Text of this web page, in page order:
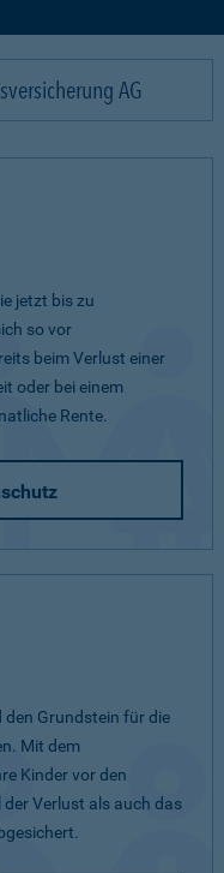
AG
jetzt bis zu
so vor
beim Verlust einer
oder bei einem
Rente.
den Grundstein für die
Mit dem
Kinder vor den
Verlust als auch das